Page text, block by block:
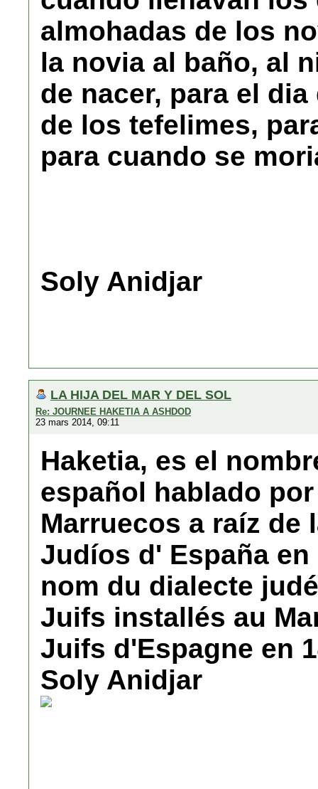
almohadas de los
la novia al baño, al
de nacer, para el
de los tefelimes,
para cuando se
Soly Anidjar
LA HIJA DEL MAR Y DEL SOL
Re: JOURNEE HAKETIA A ASHDOD
23 mars 2014, 09:11
Haketia, es el
español hablado
Marruecos a raíz de
Judíos d' España en
nom du dialecte
Juifs installés au
Juifs d'Espagne en
Soly Anidjar